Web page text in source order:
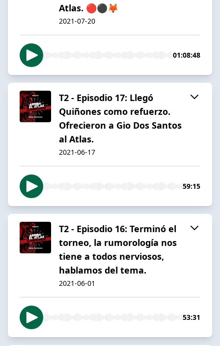
Atlas. 🔴⚫️🦊
2021-07-20
01:08:48
T2 - Episodio 17: Llegó
Quiñones como refuerzo.
Ofrecieron a Gio Dos Santos
al Atlas.
2021-06-17
59:15
T2 - Episodio 16: Terminó el
torneo, la rumorología nos
tiene a todos nerviosos,
hablamos del tema.
2021-06-01
53:31